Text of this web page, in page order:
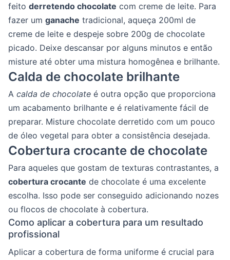
feito derretendo chocolate com creme de leite. Para
fazer um ganache tradicional, aqueça 200ml de
creme de leite e despeje sobre 200g de chocolate
picado. Deixe descansar por alguns minutos e então
misture até obter uma mistura homogênea e brilhante.
Calda de chocolate brilhante
A calda de chocolate é outra opção que proporciona
um acabamento brilhante e é relativamente fácil de
preparar. Misture chocolate derretido com um pouco
de óleo vegetal para obter a consistência desejada.
Cobertura crocante de chocolate
Para aqueles que gostam de texturas contrastantes, a
cobertura crocante de chocolate é uma excelente
escolha. Isso pode ser conseguido adicionando nozes
ou flocos de chocolate à cobertura.
Como aplicar a cobertura para um resultado
profissional
Aplicar a cobertura de forma uniforme é crucial para